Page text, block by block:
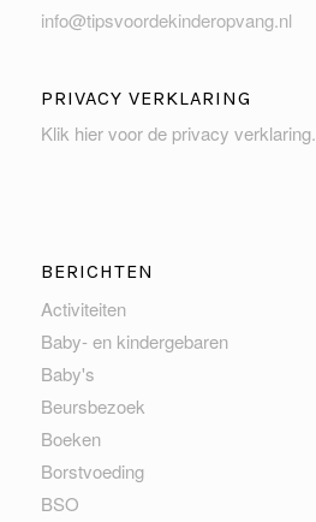
info@tipsvoordekinderopvang.nl
PRIVACY VERKLARING
Klik hier voor de privacy verklaring.
BERICHTEN
Activiteiten
Baby- en kindergebaren
Baby's
Beursbezoek
Boeken
Borstvoeding
BSO